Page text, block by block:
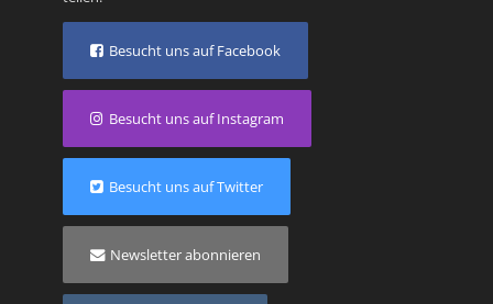
Besucht uns auf Facebook
Besucht uns auf Instagram
Besucht uns auf Twitter
Newsletter abonnieren